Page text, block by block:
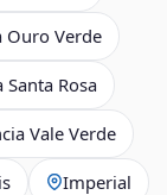
Ouro Verde
Santa Rosa
Vale Verde
Imperial